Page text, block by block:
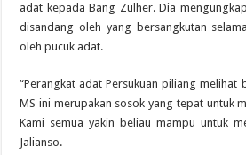
adat kepada Bang Zulher. Dia
disandang oleh yang bersangkutan
oleh pucuk adat.
“Perangkat adat Persukuan piliang melihat
MS ini merupakan sosok yang tepat untuk
Kami semua yakin beliau mampu untuk
Jalianso.